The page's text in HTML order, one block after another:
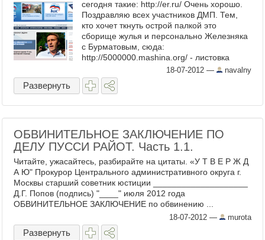
сегодня такие: http://er.ru/ Очень хорошо.
Поздравляю всех участников ДМП. Тем,
кто хочет ткнуть острой палкой это
сборище жулья и персонально Железняка
с Бурматовым, сюда:
http://5000000.mashina.org/ - листовка
скачана 10 600 раз http://er.mashina.org/ -
листовка скачана ...
18-07-2012 — navalny
Развернуть
ОБВИНИТЕЛЬНОЕ ЗАКЛЮЧЕНИЕ ПО
ДЕЛУ ПУССИ РАЙОТ. Часть 1.1.
Читайте, ужасайтесь, разбирайте на цитаты. «У Т В Е Р Ж Д
А Ю" Прокурор Центрального административного округа г.
Москвы старший советник юстиции ____________________
Д.Г. Попов (подпись) "____" июля 2012 года
ОБВИНИТЕЛЬНОЕ ЗАКЛЮЧЕНИЕ по обвинению ...
18-07-2012 — murota
Развернуть